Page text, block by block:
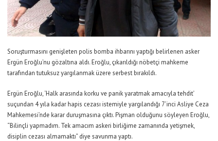
Soruşturmasını genişleten polis bomba ihbarını yaptığı belirlenen asker
Ergün Eroğlu’nu gözaltına aldı. Eroğlu, çıkarıldığı nöbetçi mahkeme
tarafından tutuksuz yargılanmak üzere serbest bırakıldı.
Ergün Eroğlu, ‘Halk arasında korku ve panik yaratmak amacıyla tehdit’
suçundan 4 yıla kadar hapis cezası istemiyle yargılandığı 7’inci Asliye Ceza
Mahkemesi’nde karar duruşmasına çıktı. Pişman olduğunu söyleyen Eroğlu,
“Bilinçli yapmadım. Tek amacım askeri birliğime zamanında yetişmek,
disiplin cezası almamaktı” diye savunma yaptı.